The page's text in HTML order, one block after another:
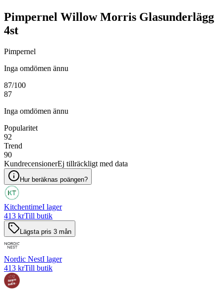
Pimpernel Willow Morris Glasunderlägg
4st
Pimpernel
Inga omdömen ännu
87/100
87
Inga omdömen ännu
Popularitet
92
Trend
90
KundrecensionerEj tillräckligt med data
Hur beräknas poängen?
KitchentimeI lager
413 krTill butik
Lägsta pris 3 mån
Nordic NestI lager
413 krTill butik